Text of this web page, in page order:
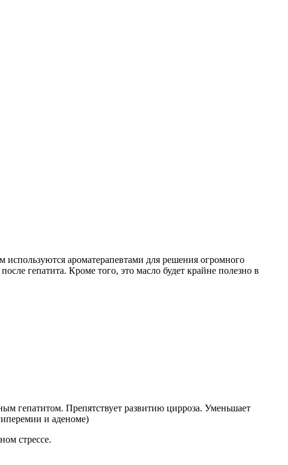
ароматерапевтами для решения огромного
гепатита. Кроме того, это масло будет крайне полезно в
гепатитом. Препятствует развитию цирроза. Уменьшает
и аденоме)
стрессе.